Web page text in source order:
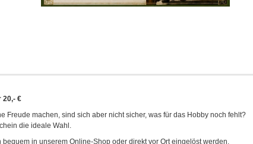
20,- €
Freude machen, sind sich aber nicht sicher, was für das Hobby noch fehlt?
die ideale Wahl.
in unserem Online-Shop oder direkt vor Ort eingelöst werden.